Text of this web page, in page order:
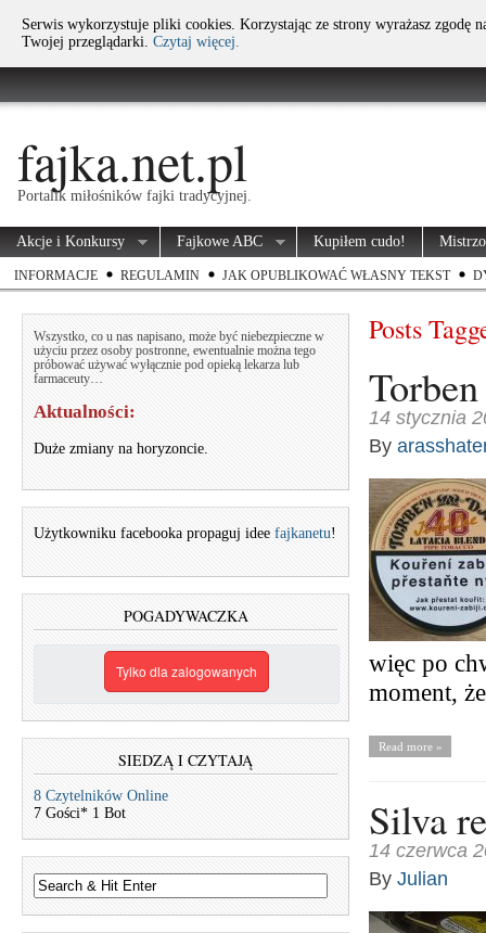
fajka.net.pl
Portalik miłośników fajki tradycyjnej.
Akcje i Konkursy Fajkowe ABC Kupiłem cudo!
INFORMACJE REGULAMIN JAK OPUBLIKOWAĆ WŁASNY TEKST
Wszystko, co u nas napisano, może być niebezpieczne w
użyciu przez osoby postronne, ewentualnie można tego
próbować używać wyłącznie pod opieką lekarza lub
farmaceuty…
Aktualności:
Duże zmiany na horyzoncie.
Użytkowniku facebooka propaguj idee fajkanetu!
POGADYWACZKA
Tylko dla zalogowanych
SIEDZĄ I CZYTAJĄ
8 Czytelników Online
7 Gości* 1 Bot
Posts
14 stycznia
By
więc po
moment,
Read more »
Silva
14 czerwca
By Julian
Serwis wykorzystuje pliki cookies. Korzystając ze strony wyrażasz
Twojej przeglądarki. Czytaj więcej.